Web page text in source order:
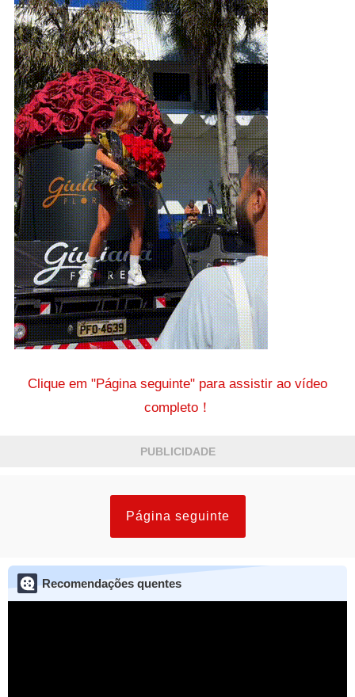
Clique em "Página seguinte" para assistir ao vídeo
completo！
PUBLICIDADE
Página seguinte
Recomendações quentes